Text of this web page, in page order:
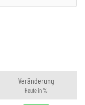
Veränderung
Heute in %